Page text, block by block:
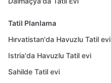
Tatil Planlama
Hırvatistan'da Havuzlu Tatil evi
Istria'da Havuzlu Tatil evi
Sahilde Tatil evi